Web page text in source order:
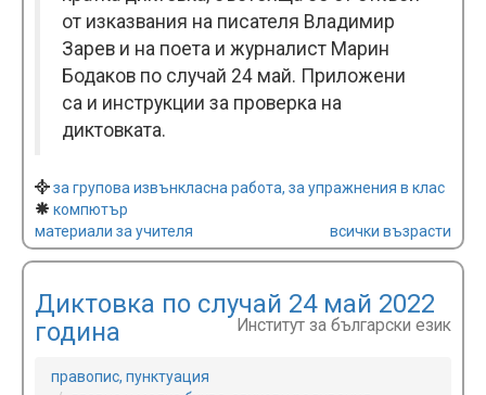
от изказвания на писателя Владимир
Зарев и на поета и журналист Марин
Бодаков по случай 24 май. Приложени
са и инструкции за проверка на
диктовката.
за групова извънкласна работа, за упражнения в клас
компютър
материали за учителя
всички възрасти
Диктовка по случай 24 май 2022
година
Институт за български език
правопис, пунктуация